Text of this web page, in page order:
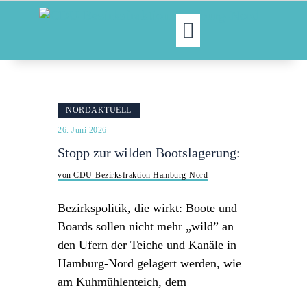
ABGEORDNETE
AKTUELLES
THEMEN
AUSSCHÜSSE
KONTAKT
PRESSE
NORDAKTUELL
26. Juni 2026
Stopp zur wilden Bootslagerung:
von CDU-Bezirksfraktion Hamburg-Nord
Bezirkspolitik, die wirkt: Boote und
Boards sollen nicht mehr „wild” an
den Ufern der Teiche und Kanäle in
Hamburg-Nord gelagert werden, wie
am Kuhmühlenteich, dem